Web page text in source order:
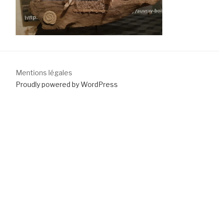
Mentions légales
Proudly powered by WordPress